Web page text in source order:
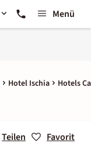
Menü
Hotel Ischia Hotels
Teilen Favorit